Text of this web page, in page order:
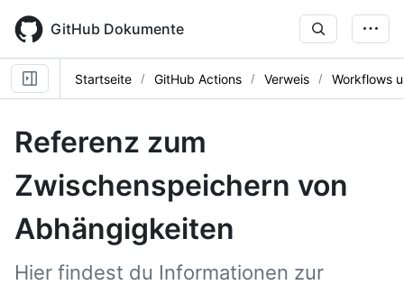
main
content
GitHub Dokumente
Startseite GitHub Actions Verweis Workflows
Referenz zum
Zwischenspeichern von
Abhängigkeiten
Hier findest du Informationen zur